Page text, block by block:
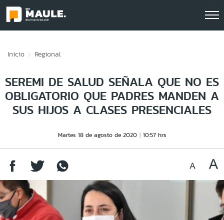
Inicio Regional
SEREMI DE SALUD SEÑALA QUE NO ES
OBLIGATORIO QUE PADRES MANDEN A
SUS HIJOS A CLASES PRESENCIALES
Martes 18 de agosto de 2020 10:57 hrs